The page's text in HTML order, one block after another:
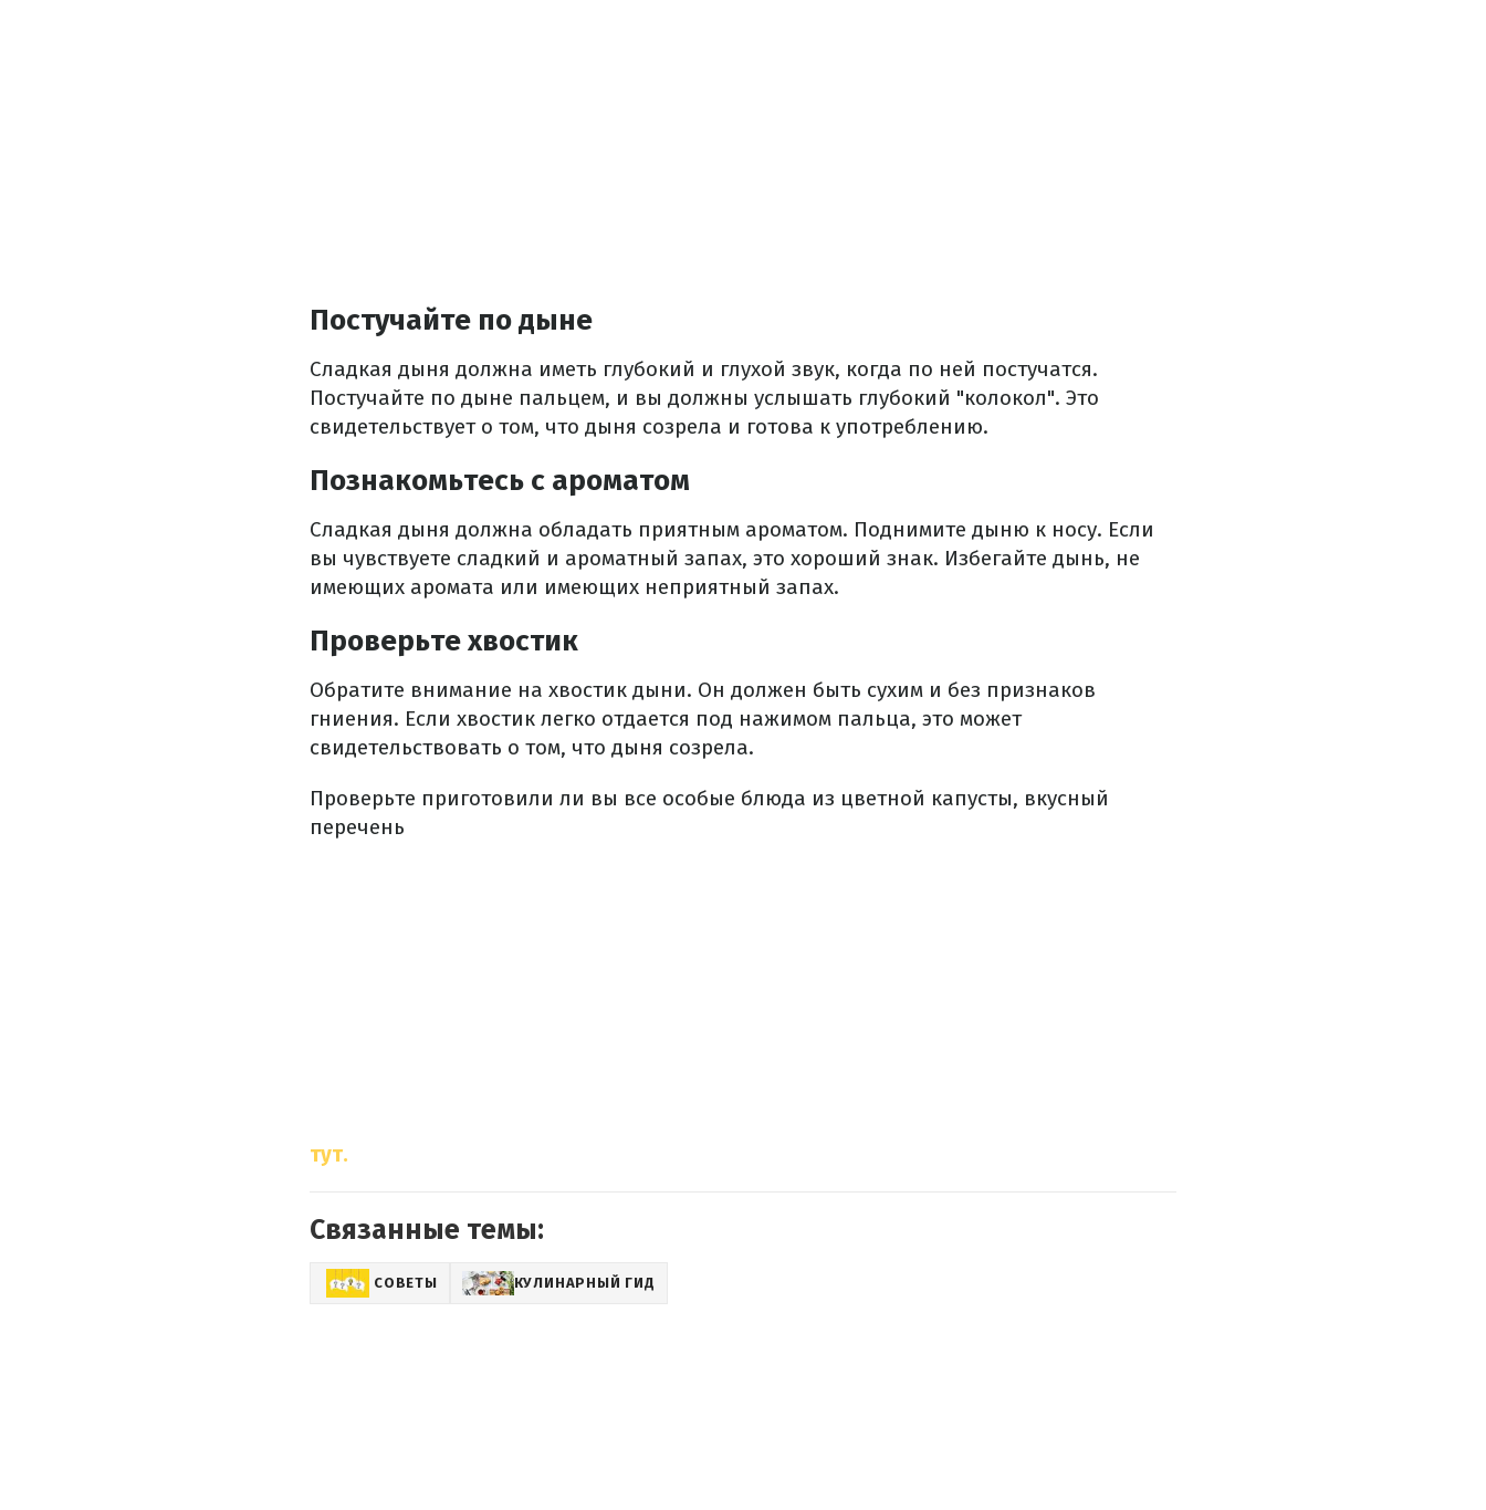
Постучайте по дыне
Сладкая дыня должна иметь глубокий и глухой звук, когда по ней постучатся.
Постучайте по дыне пальцем, и вы должны услышать глубокий "колокол". Это
свидетельствует о том, что дыня созрела и готова к употреблению.
Познакомьтесь с ароматом
Сладкая дыня должна обладать приятным ароматом. Поднимите дыню к носу. Если
вы чувствуете сладкий и ароматный запах, это хороший знак. Избегайте дынь, не
имеющих аромата или имеющих неприятный запах.
Проверьте хвостик
Обратите внимание на хвостик дыни. Он должен быть сухим и без признаков
гниения. Если хвостик легко отдается под нажимом пальца, это может
свидетельствовать о том, что дыня созрела.
Проверьте приготовили ли вы все особые блюда из цветной капусты, вкусный
перечень
тут.
Связанные темы:
СОВЕТЫ КУЛИНАРНЫЙ ГИД